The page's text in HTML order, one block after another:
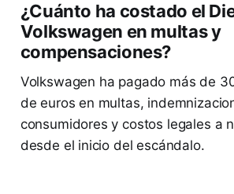
¿Cuánto ha costado el
Volkswagen en multas y
compensaciones?
Volkswagen ha pagado más de
de euros en multas,
consumidores y costos legales a
desde el inicio del escándalo.